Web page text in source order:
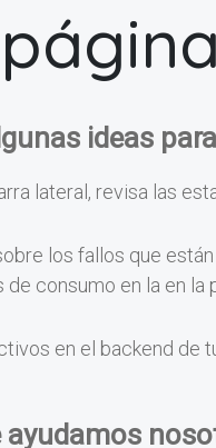
ideas
lateral, revisa las
los fallos que
consumo en la en
en el backend de
ayudamos